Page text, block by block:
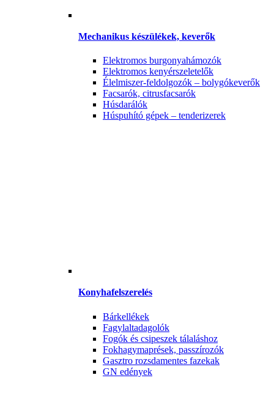
Mechanikus készülékek, keverők
Elektromos burgonyahámozók
Elektromos kenyérszeletelők
Élelmiszer-feldolgozók – bolygókeverők
Facsarók, citrusfacsarók
Húsdarálók
Húspuhító gépek – tenderizerek
Konyhafelszerelés
Bárkellékek
Fagylaltadagolók
Fogók és csipeszek tálaláshoz
Fokhagymaprések, passzírozók
Gasztro rozsdamentes fazekak
GN edények